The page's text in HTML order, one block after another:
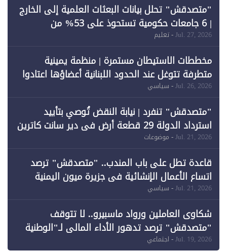
"متصدقش" تحلل بيانات البعثات العلمية إلى الخارج
| 6 جامعات حكومية تستحوذ على 53% من
Jul. 27, 2026- تعليم
مخططات الاستيطان مستمرة | منظمة يمينية
متطرفة تتوغل عند الحدود اللبنانية أعضاؤها اعتادوا
خرق الحدود
Jul. 26, 2026- سياسي
"متصدقش" تنفرد | نيابة النقض تُوصي بتأييد
استرداد الدولة 29 قطعة أرض في دير سانت كاترين
وقبول طعن الحكومة جزئيًا (1)
Jul. 21, 2026- موضوعات
قاعدة تطل على باب المندب.. "متصدقش" ترصد
اتساع الأعمال الإنشائية في جزيرة ميون اليمنية
Jul. 21, 2026- سياسي
شكاوى العاملين ورواد ماسبيرو.. لا تتوقف
"متصدقش" ترصد تدهور الأداء المالي لـ"الوطنية
للإعلام"
Jul. 19, 2026- اجتماعي